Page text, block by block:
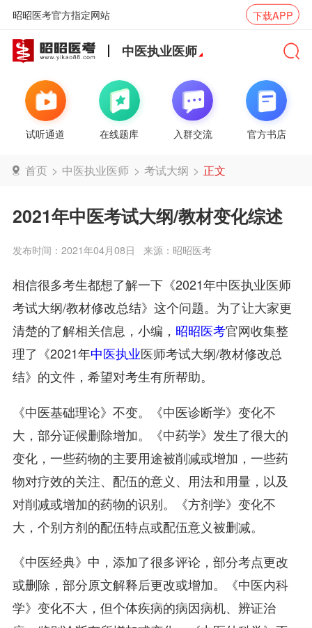
昭昭医考官方指定网站 下载APP
中医执业医师
试听通道 在线题库 入群交流 官方书店
首页 > 中医执业医师 > 考试大纲 > 正文
2021年中医考试大纲/教材变化综述
发布时间：2021年04月08日 来源：昭昭医考
相信很多考生都想了解一下《2021年中医执业医师
考试大纲/教材修改总结》这个问题。为了让大家更
清楚的了解相关信息，小编， 昭昭医考官网收集整
理了《2021年中医执业医师考试大纲/教材修改总
结》的文件，希望对考生有所帮助。
《中医基础理论》不变。《中医诊断学》变化不
大，部分证候删除增加。《中药学》发生了很大的
变化，一些药物的主要用途被削减或增加，一些药
物对疗效的关注、配伍的意义、用法和用量，以及
对削减或增加的药物的识别。《方剂学》变化不
大，个别方剂的配伍特点或配伍意义被删减。
《中医经典》中，添加了很多评论，部分考点更改
或删除，部分原文解释后更改或增加。《中医内科
学》变化不大，但个体疾病的病因病机、辨证治